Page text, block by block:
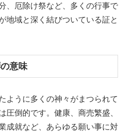
、厄除け祭など、多くの行事で
地域と深く結びついている証と
意味
ように多くの神々がまつられて
圧倒的です。健康、商売繁盛、
成就など、あらゆる願い事に対